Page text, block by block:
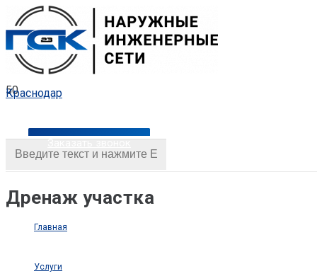
Краснодар
Заказать звонок
Дренаж участка
Главная
Услуги